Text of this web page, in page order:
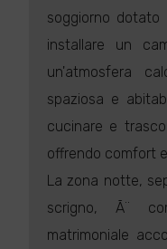
soggiorno
installare un
un'atmosfera
spaziosa e
cucinare e
offrendo comfort
La zona notte,
scrigno, Ã¨
matrimoniale